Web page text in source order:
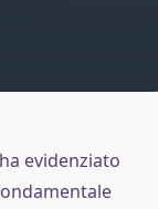
evidenziato